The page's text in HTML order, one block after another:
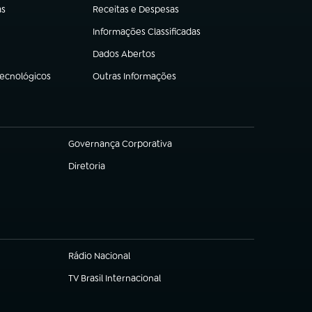
Receitas e Despesas
(abre em nova aba)
Informações Classificadas
(abre em nova aba)
Dados Abertos
(abre em nova aba)
Outras Informações
(abre em nova aba)
Governança Corporativa
(abre em nova aba)
Diretoria
(abre em nova aba)
Rádio Nacional
(abre em nova aba)
TV Brasil Internacional
(abre em nova aba)